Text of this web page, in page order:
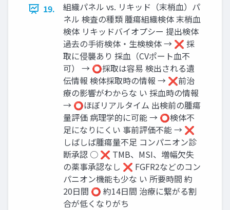
19.
組織パネル vs. リキッド（末梢血）パ
ネル 検査の種類 腫瘍組織検体 末梢血
検体 リキッドバイオプシー 提出検体
過去の手術検体・生検検体 → ❌ 採
取に侵襲あり 採血（CVポート血不
可） → ⭕️採取は容易 検出される遺
伝情報 検体採取時の情報 → ❌前治
療の影響がわからな い 採血時の情報
→ ⭕️ほぼリアルタイム 出検前の腫瘍
量評価 病理学的に可能 → ⭕️検体不
足になりにくい 事前評価不能 → ❌
しばしば腫瘍量不足 コンパニオン診
断承認 ○ ❌ TMB、MSI、増幅欠失
の薬事承認なし ❌ FGFR2などのコン
パニオン機能も少な い 所要時間 約
20日間 ⭕️ 約14日間 治療に繋がる割
合が低くなりがち